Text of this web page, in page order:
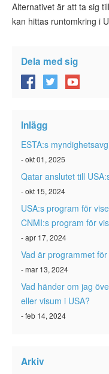
Alternativet är att ta sig
kan hittas runtomkring i
Dela med sig
Inlägg
ESTA:s
- okt 01, 2025
Qatar anslutet till
- okt 15, 2024
USA:s program för
CNMI:s program för
- apr 17, 2024
Vad är programmet
- mar 13, 2024
Vad händer om jag
eller visum i USA?
- feb 14, 2024
Arkiv